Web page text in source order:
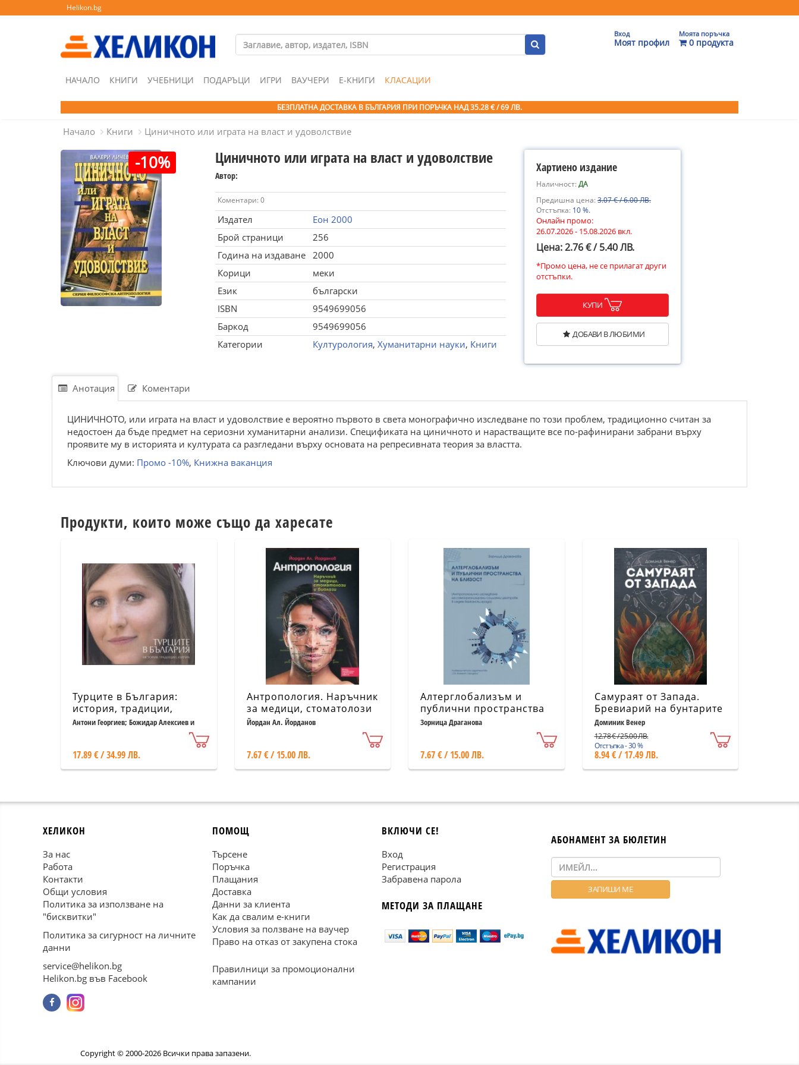
Helikon.bg
Вход
Моят профил
Моята поръчка
0 продукта
НАЧАЛО КНИГИ УЧЕБНИЦИ ПОДАРЪЦИ ИГРИ ВАУЧЕРИ Е-КНИГИ КЛАСАЦИИ
БЕЗПЛАТНА ДОСТАВКА В БЪЛГАРИЯ ПРИ ПОРЪЧКА НАД 35.28 € / 69 ЛВ.
Начало Книги Циничното или играта на власт и удоволствие
-10% Циничното или играта на власт и удоволствие
Автор:
Коментари: 0
Издател
Еон 2000
Брой страници
256
Година на издаване
2000
Корици
меки
Език
български
ISBN
9549699056
Баркод
9549699056
Категории
Културология, Хуманитарни науки, Книги
Хартиено издание
Наличност:ДА
Предишна цена:3.07 € / 6.00 ЛВ.
Отстъпка: 10 %.
Онлайн промо:
26.07.2026 - 15.08.2026 вкл.
Цена: 2.76 € / 5.40 ЛВ.
*Промо цена, не се прилагат други
отстъпки.
КУПИ
ДОБАВИ В ЛЮБИМИ
Анотация Коментари
ЦИНИЧНОТО, или играта на власт и удоволствие е вероятно първото в света монографично изследване по този проблем, традиционно считан за
недостоен да бъде предмет на сериозни хуманитарни анализи. Спецификата на циничното и нарастващите все по-рафинирани забрани върху
проявите му в историята и културата са разгледани върху основата на репресивната теория за властта.
Ключови думи: Промо -10%, Книжна ваканция
Продукти, които може също да харесате
Турците в България:
история, традиции,
култура
Антони Георгиев; Божидар Алексиев и
17.89 € / 34.99 ЛВ.
Антропология. Наръчник
за медици, стоматолози
и биолози
Йордан Ал. Йорданов
7.67 € / 15.00 ЛВ.
Алтерглобализъм и
публични пространства
на близост
Зорница Драганова
7.67 € / 15.00 ЛВ.
Самураят от Запада.
Бревиарий на бунтарите
Доминик Венер
12.78 € / 25.00 ЛВ.
Отстъпка - 30 %
8.94 € / 17.49 ЛВ.
ХЕЛИКОН
За нас
Работа
Контакти
Общи условия
Политика за използване на
"бисквитки"
Политика за сигурност на личните
данни
service@helikon.bg
Helikon.bg във Facebook
ПОМОЩ
Търсене
Поръчка
Плащания
Доставка
Данни за клиента
Как да свалим е-книги
Условия за ползване на ваучер
Право на отказ от закупена стока
Правилници за промоционални
кампании
ВКЛЮЧИ СЕ!
Вход
Регистрация
Забравена парола
МЕТОДИ ЗА ПЛАЩАНЕ
АБОНАМЕНТ ЗА БЮЛЕТИН
Copyright © 2000-2026 Всички права запазени.